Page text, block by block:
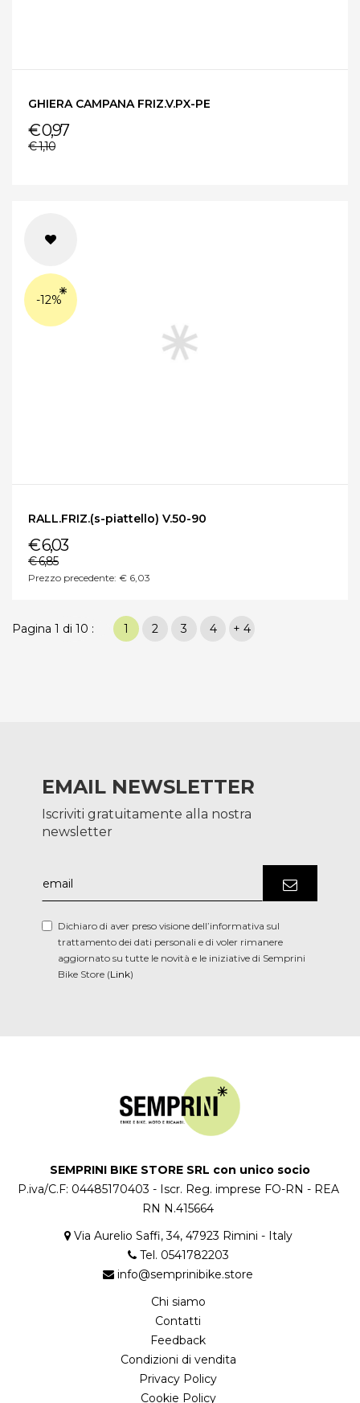
GHIERA CAMPANA FRIZ.V.PX-PE
€ 0,97
€ 1,10
-12%
RALL.FRIZ.(s-piattello) V.50-90
€ 6,03
€ 6,85
Prezzo precedente: € 6,03
Pagina 1 di 10 : 1 2 3 4 + 4
EMAIL NEWSLETTER
Iscriviti gratuitamente alla nostra
newsletter
Dichiaro di aver preso visione dell’informativa sul
trattamento dei dati personali e di voler rimanere
aggiornato su tutte le novità e le iniziative di Semprini
Bike Store (Link)
SEMPRINI BIKE STORE SRL con unico socio
P.iva/C.F: 04485170403 - Iscr. Reg. imprese FO-RN - REA
RN N.415664
Via Aurelio Saffi, 34, 47923 Rimini - Italy
Tel. 0541782203
info@semprinibike.store
Chi siamo
Contatti
Feedback
Condizioni di vendita
Privacy Policy
Cookie Policy